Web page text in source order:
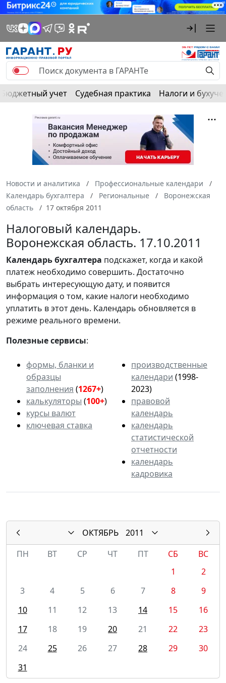
Бюджетный учет Судебная практика Налоги и
Новости и аналитика
Профессиональные календари
Календарь бухгалтера
Региональные
Воронежская
область
17 октября 2011
Налоговый календарь.
Воронежская область. 17.10.2011
Календарьбухгалтера подскажет, когда и какой
платеж необходимо совершить. Достаточно
выбрать интересующую дату, и появится
информация о том, какие налоги необходимо
уплатить в этот день. Календарь обновляется в
режиме реального времени.
Полезные сервисы:
формы, бланки и
образцы
заполнения (1267+)
калькуляторы (100+)
курсы валют
ключевая ставка
производственные
календари (1998-
2023)
правовой
календарь
календарь
статистической
отчетности
календарь
кадровика
ОКТЯБРЬ
2011
ПН
ВТ СР ЧТ ПТ СБ
ВС
1
2
3
4 5 6 7 8
9
10
11 12 13 14 15
16
17
18 19 20 21 22
23
24
25 26 27 28 29
30
31